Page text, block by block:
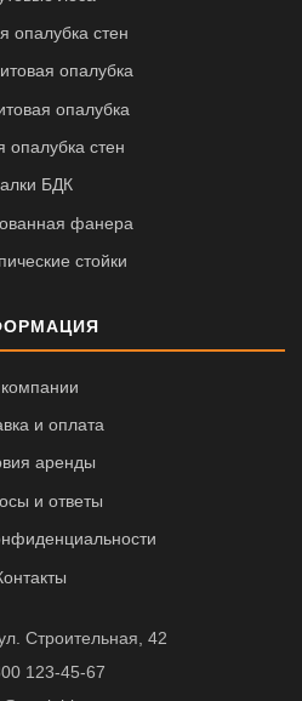
опалубка стен
опалубка
опалубка
опалубка стен
БДК
фанера
стойки
и оплата
аренды
и ответы
Строительная, 42
123-45-67